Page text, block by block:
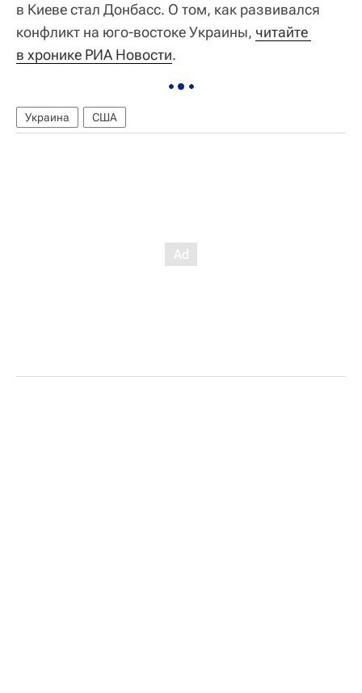
в Киеве стал Донбасс. О том, как развивался
конфликт на юго-востоке Украины, читайте
в хронике РИА Новости.
Украина США